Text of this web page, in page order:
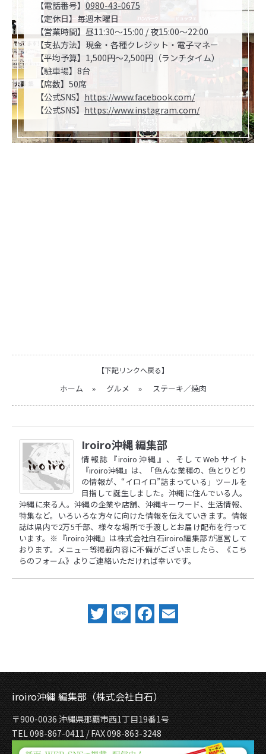
【電話番号】 0980-43-0675
【定休日】毎週木曜日
【営業時間】昼11:30～15:00 / 夜15:00～22:00
【支払方法】現金・各種クレジット・電子マネー
【平均予算】1,500円～2,500円（ランチタイム）
【駐車場】8台
【席数】50席
【公式SNS】 https://www.facebook.com/
【公式SNS】 https://www.instagram.com/
【下記リンクへ戻る】
ホーム » グルメ » ステーキ／焼肉
Iroiro沖縄 編集部
情報誌『iroiro沖縄』、そしてWebサイト
『iroiro沖縄』は、「色んな業種の、色とりどり
の情報が、“イロイロ”詰まっている」ツールを
目指して誕生しました。沖縄に住んでいる人。
沖縄に来る人。沖縄の企業や店舗、沖縄キーワード、生活情報、
特集など。いろいろな方々に向けた情報を伝えていきます。情報
誌は県内で2万5千部、様々な場所で手渡しとお届け配布を行って
います。※『iroiro沖縄』は株式会社白石iroiro編集部が運営して
おります。メニュー等掲載内容に不備がございましたら、
《こち
らのフォーム》 よりご連絡いただければ幸いです。
Twitter
LineFacebook
iroiro沖縄 編集部（株式会社白石）
〒900-0036 沖縄県那覇市西1丁目19番1号
TEL 098-867-0411 / FAX 098-863-3248